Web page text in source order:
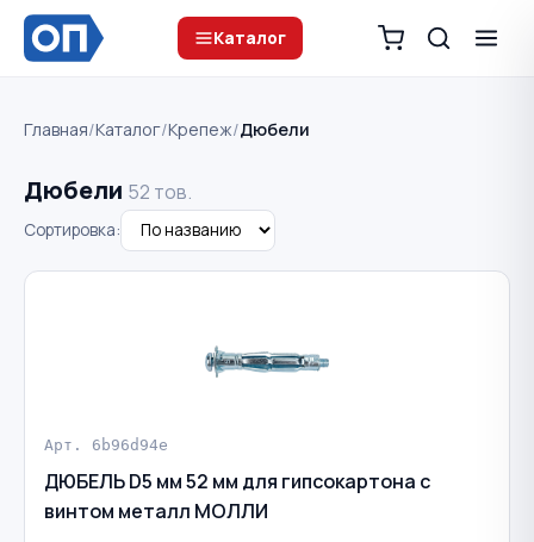
Каталог
Главная/Каталог/Крепеж/Дюбели
Дюбели 52 тов.
Сортировка:
Арт. 6b96d94e
ДЮБЕЛЬ D5 мм 52 мм для гипсокартона с
винтом металл МОЛЛИ